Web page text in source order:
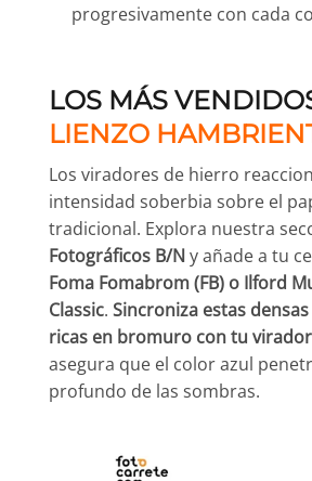
progresivamente con cada
LOS MÁS
LIENZO
Los viradores de hierro
intensidad soberbia sobre el
tradicional. Explora nuestra
Fotográficos B/Ny añade a tu
Foma Fomabrom (FB) o Ilford
Classic. Sincroniza estas
ricas en bromuro con tu
asegura que el color azul
profundo de las sombras.